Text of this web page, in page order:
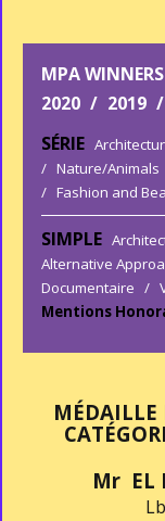
MPA WINNERS
2020 / 2019 /
SÉRIE
/ Nature/Animals
/ Fashion and
SIMPLE
Alternative
Documentaire /
Mentions
MÉDAILLE
Mr EL